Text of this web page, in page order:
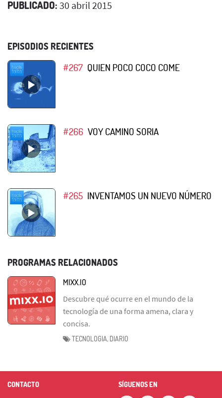
PUBLICADO: 30 abril 2015
EPISODIOS RECIENTES
#267 QUIEN POCO COCO COME
#266 VOY CAMINO SORIA
#265 INVENTAMOS UN NUEVO NÚMERO
PROGRAMAS RELACIONADOS
MIXX.IO
Descubre qué ocurre en el mundo de la
tecnología de una forma amena, clara y
concisa.
TECNOLOGIA, DIARIO
CONTACTO SÍGUENOS EN